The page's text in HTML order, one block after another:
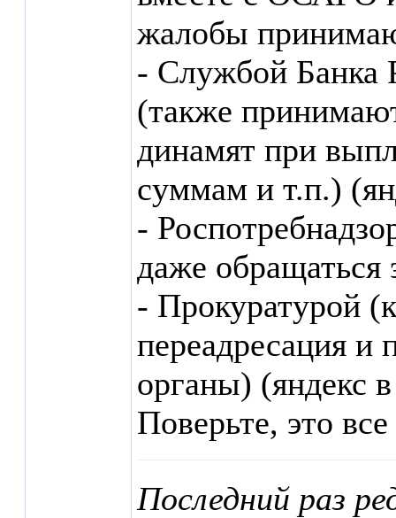
жалобы
- Службой Банка
(также
динамят при
суммам и т.п.)
-
даже обращаться
- Прокуратурой
переадресация и
органы) (яндекс
Поверьте, это
Последний раз